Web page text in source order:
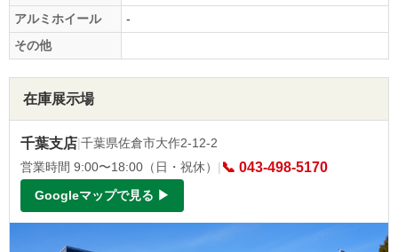
アルミホイール
-
その他
在庫展示場
千葉支店|千葉県佐倉市大作2-12-2
営業時間 9:00〜18:00（日・祝休） | 📞 043-498-5170
Googleマップで見る ▶